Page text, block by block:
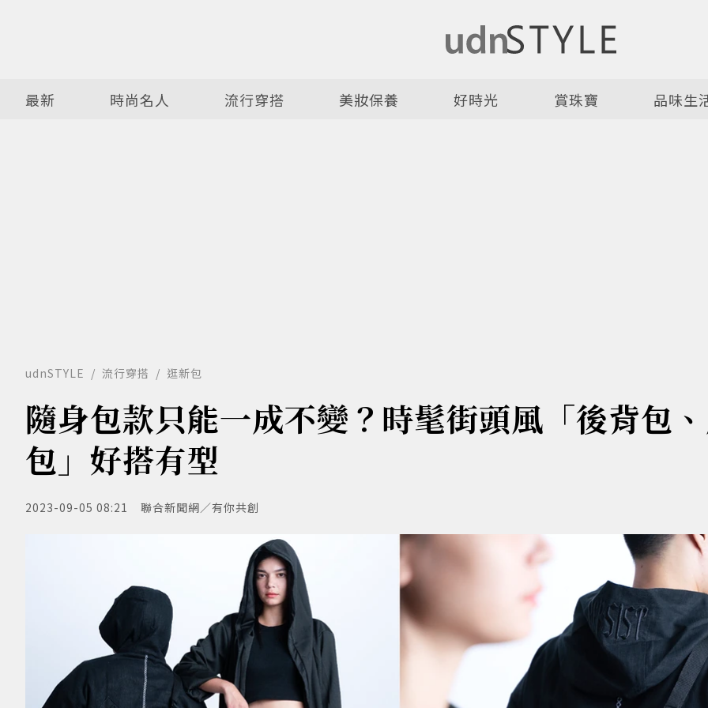
最新 時尚名人 流行穿搭 美妝保養 好時光 賞珠寶 品味生
udnSTYLE 流行穿搭 逛新包
隨身包款只能一成不變？時髦街頭風「後背包
包」好搭有型
2023-09-05 08:21 聯合新聞網／有你共創